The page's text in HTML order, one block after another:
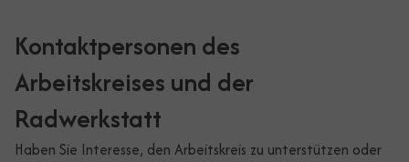
Kontaktpersonen des
Arbeitskreises und der
Radwerkstatt
Haben Sie Interesse, den Arbeitskreis zu unterstützen oder